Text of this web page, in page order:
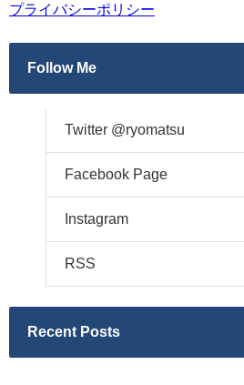
プライバシーポリシー
Follow Me
Twitter @ryomatsu
Facebook Page
Instagram
RSS
Recent Posts